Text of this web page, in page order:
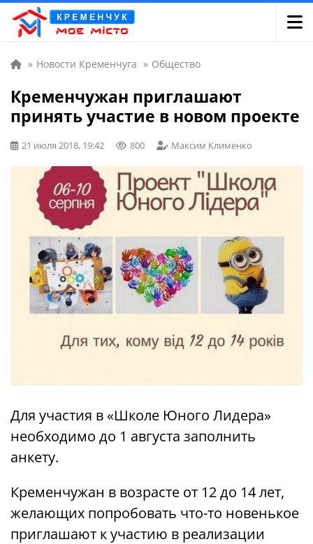
» Новости Кременчуга » Общество
Кременчужан приглашают
принять участие в новом проекте
21 июля 2018, 19:42 800 Максим Клименко
Для участия в «Школе Юного Лидера»
необходимо до 1 августа заполнить
анкету.
Кременчужан в возрасте от 12 до 14 лет,
желающих попробовать что-то новенькое
приглашают к участию в реализации